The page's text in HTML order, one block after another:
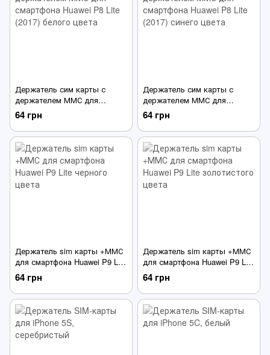
Держатель сим карты с
держателем ММС для
смартфона Huawei P8 Lite
(2017) белого цвета
64 грн
Держатель сим карты с
держателем ММС для
смартфона Huawei P8 Lite
(2017) синего цвета
64 грн
Держатель sim карты +ММС
для смартфона Huawei P9 Lite
черного цвета
64 грн
Держатель sim карты +ММС
для смартфона Huawei P9 Lite
золотистого цвета
64 грн